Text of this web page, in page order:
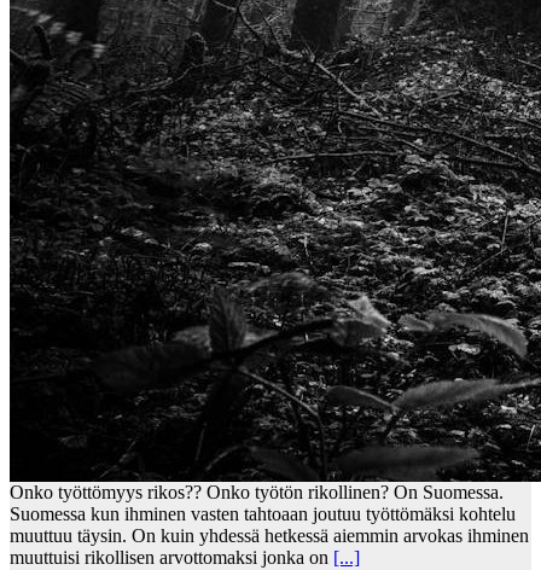
Onko työttömyys rikos?? Onko työtön rikollinen? On Suomessa.
Suomessa kun ihminen vasten tahtoaan joutuu työttömäksi kohtelu
muuttuu täysin. On kuin yhdessä hetkessä aiemmin arvokas ihminen
muuttuisi rikollisen arvottomaksi jonka on [...]